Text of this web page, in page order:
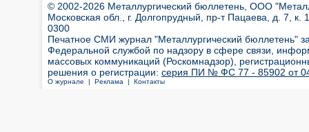
© 2002-2026 Металлургический бюллетень, ООО
Московская обл., г. Долгопрудный, пр-т Пацаева, д. 7,
0300
Печатное СМИ журнал "Металлургический бюллетень"
Федеральной службой по надзору в сфере связи,
массовых коммуникаций (Роскомнадзор),
решения о регистрации: серия ПИ № ФС 77 - 85902 от 04
О журнале | Реклама | Контакты